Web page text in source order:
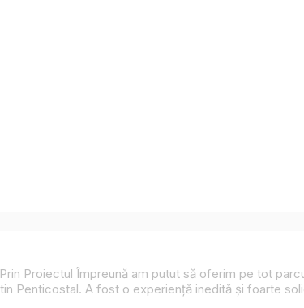
Proiectul Împreună am putut să oferim pe tot
Penticostal. A fost o experiență inedită și foarte